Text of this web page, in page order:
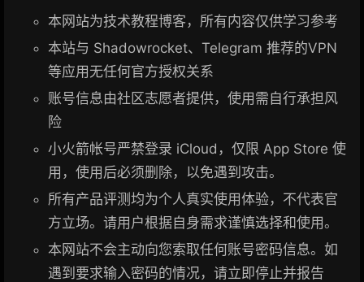
本网站为技术教程博客，所有内容仅供学习参考
本站与 Shadowrocket、Telegram 推荐的VPN
等应用无任何官方授权关系
账号信息由社区志愿者提供，使用需自行承担风
险
小火箭帐号严禁登录 iCloud，仅限 App Store 使
用，使用后必须删除，以免遇到攻击。
所有产品评测均为个人真实使用体验，不代表官
方立场。请用户根据自身需求谨慎选择和使用。
本网站不会主动向您索取任何账号密码信息。如
遇到要求输入密码的情况，请立即停止并报告